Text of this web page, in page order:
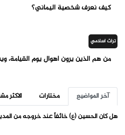
كيف نعرف شخصية اليماني؟
تراث اسلامي
من هم الذين يرون أهوال يوم القيامة،
آخر المواضيع مختارات
الاكثر
هل كان الحسين (ع) خائفاً عند خروجه من